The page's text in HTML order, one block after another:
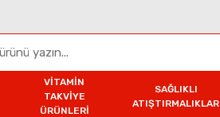
VITAMIN
TAKVIYE
ÜRÜNLERI
SAĞLIKLI
ATIŞTIRMALIKLAR